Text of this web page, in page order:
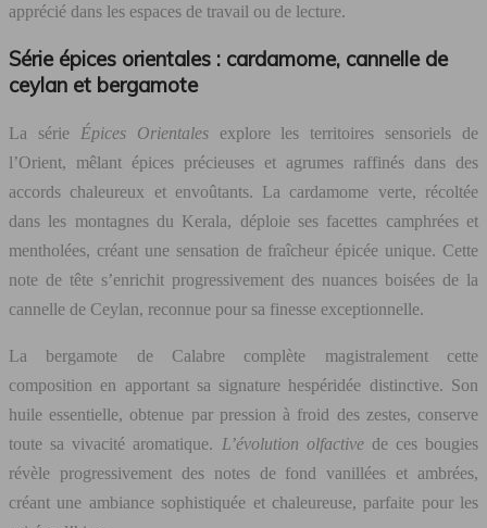
apprécié dans les espaces de travail ou de lecture.
Série épices orientales : cardamome, cannelle de
ceylan et bergamote
La série Épices Orientales explore les territoires sensoriels de
l’Orient, mêlant épices précieuses et agrumes raffinés dans des
accords chaleureux et envoûtants. La cardamome verte, récoltée
dans les montagnes du Kerala, déploie ses facettes camphrées et
mentholées, créant une sensation de fraîcheur épicée unique. Cette
note de tête s’enrichit progressivement des nuances boisées de la
cannelle de Ceylan, reconnue pour sa finesse exceptionnelle.
La bergamote de Calabre complète magistralement cette
composition en apportant sa signature hespéridée distinctive. Son
huile essentielle, obtenue par pression à froid des zestes, conserve
toute sa vivacité aromatique. L’évolution olfactive de ces bougies
révèle progressivement des notes de fond vanillées et ambrées,
créant une ambiance sophistiquée et chaleureuse, parfaite pour les